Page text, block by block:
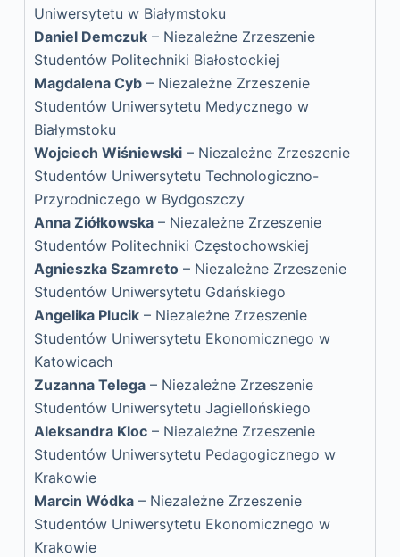
Uniwersytetu w Białymstoku
Daniel Demczuk– Niezależne Zrzeszenie
Studentów Politechniki Białostockiej
Magdalena Cyb– Niezależne Zrzeszenie
Studentów Uniwersytetu Medycznego w
Białymstoku
Wojciech Wiśniewski– Niezależne Zrzeszenie
Studentów Uniwersytetu Technologiczno-
Przyrodniczego w Bydgoszczy
Anna Ziółkowska– Niezależne Zrzeszenie
Studentów Politechniki Częstochowskiej
Agnieszka Szamreto– Niezależne Zrzeszenie
Studentów Uniwersytetu Gdańskiego
Angelika Plucik– Niezależne Zrzeszenie
Studentów Uniwersytetu Ekonomicznego w
Katowicach
Zuzanna Telega– Niezależne Zrzeszenie
Studentów Uniwersytetu Jagiellońskiego
Aleksandra Kloc– Niezależne Zrzeszenie
Studentów Uniwersytetu Pedagogicznego w
Krakowie
Marcin Wódka– Niezależne Zrzeszenie
Studentów Uniwersytetu Ekonomicznego w
Krakowie